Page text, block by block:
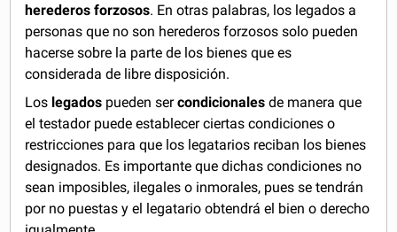
herederos forzosos. En otras palabras, los legados a
personas que no son herederos forzosos solo pueden
hacerse sobre la parte de los bienes que es
considerada de libre disposición.
Los legados pueden sercondicionales de manera que
el testador puede establecer ciertas condiciones o
restricciones para que los legatarios reciban los bienes
designados. Es importante que dichas condiciones no
sean imposibles, ilegales o inmorales, pues se tendrán
por no puestas y el legatario obtendrá el bien o derecho